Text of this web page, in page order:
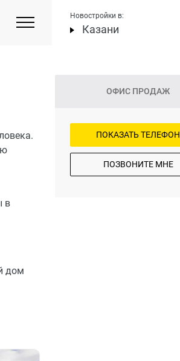
Новостройки в:
Казани
в
дом
ОФИС ПРОДАЖ
ПОКАЗАТЬ ТЕЛЕФОН
ПОЗВОНИТЕ МНЕ